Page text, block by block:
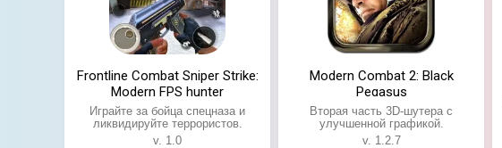
Frontline Combat Sniper Strike:
Modern FPS hunter
Играйте за бойца спецназа и
ликвидируйте террористов.
v. 1.0
Modern Combat 2: Black
Pegasus
Вторая часть 3D-шутера с
улучшенной графикой.
v. 1.2.7